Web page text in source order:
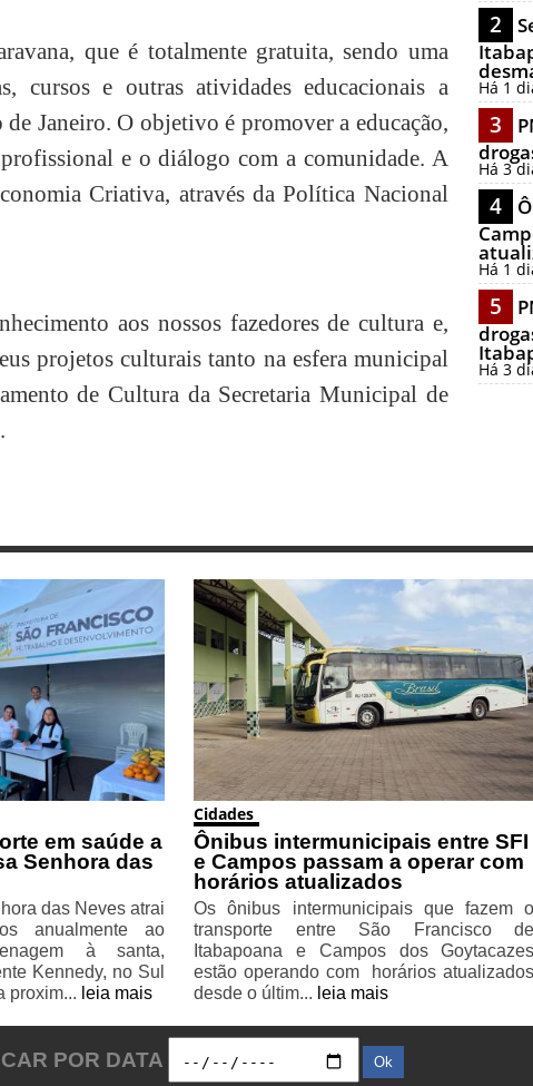
que é totalmente gratuita, sendo uma
cursos e outras atividades educacionais a
Janeiro. O objetivo é promover a educação,
e o diálogo com a comunidade. A
Criativa, através da Política Nacional
aos nossos fazedores de cultura e,
projetos culturais tanto na esfera municipal
de Cultura da Secretaria Municipal de
2
Há 1
3
Há 3
4
Há 1
5
Há 3
em saúde a
Senhora das
das Neves atrai
anualmente ao
à santa,
Kennedy, no Sul
proxim... leia mais
Cidades
Ônibus intermunicipais entre SFI
e Campos passam a operar com
horários atualizados
Os ônibus intermunicipais que fazem o
transporte entre São Francisco de
Itabapoana e Campos dos Goytacazes
estão operando com horários atualizados
desde o últim... leia mais
POR DATA Ok